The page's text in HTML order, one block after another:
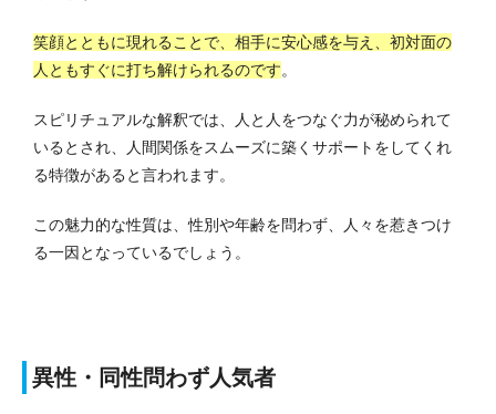
笑顔とともに現れることで、相手に安心感を与え、初対面の
人ともすぐに打ち解けられるのです。
スピリチュアルな解釈では、人と人をつなぐ力が秘められて
いるとされ、人間関係をスムーズに築くサポートをしてくれ
る特徴があると言われます。
この魅力的な性質は、性別や年齢を問わず、人々を惹きつけ
る一因となっているでしょう。
異性・同性問わず人気者